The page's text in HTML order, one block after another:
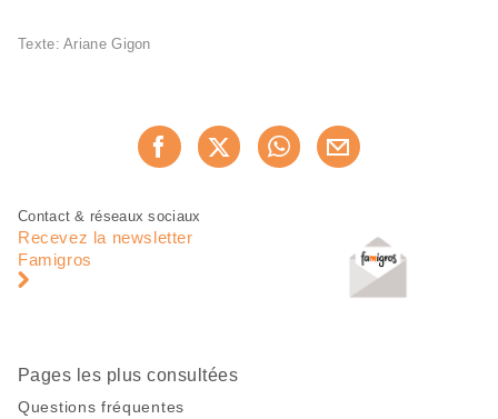
Texte: Ariane Gigon
Recommander maintenant
Pied
page
Navigation
pied
Contact & réseaux sociaux
Recevez la newsletter
Famigros
Pages les plus consultées
Questions fréquentes